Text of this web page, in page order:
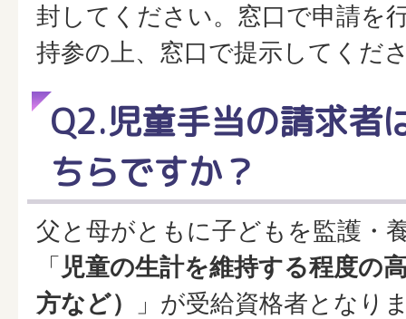
封してください。窓口で申請を
持参の上、窓口で提示してくだ
Q2.児童手当の請求者
ちらですか？
父と母がともに子どもを監護・
「児童の生計を維持する程度の
方など）
」が受給資格者となり